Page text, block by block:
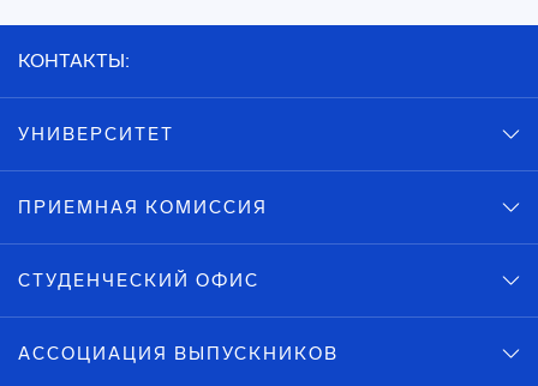
КОНТАКТЫ:
УНИВЕРСИТЕТ
ПРИЕМНАЯ КОМИССИЯ
СТУДЕНЧЕСКИЙ ОФИС
АССОЦИАЦИЯ ВЫПУСКНИКОВ